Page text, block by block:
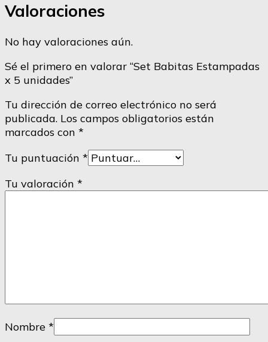
Valoraciones
No hay valoraciones aún.
Sé el primero en valorar “Set Babitas Estampadas
x 5 unidades”
Tu dirección de correo electrónico no será
publicada. Los campos obligatorios están
marcados con *
Tu puntuación *
Tu valoración *
Nombre *